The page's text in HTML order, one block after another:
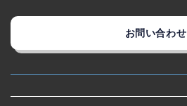
お問い合わせ